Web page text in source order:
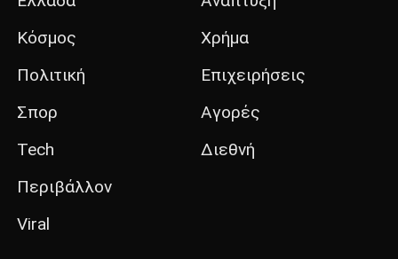
Κόσμος
Πολιτική
Σπορ
Tech
Περιβάλλον
Viral
Χρήμα
Επιχειρήσεις
Αγορές
Διεθνή